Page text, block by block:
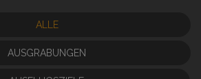
ALLE
AUSGRABUNGEN